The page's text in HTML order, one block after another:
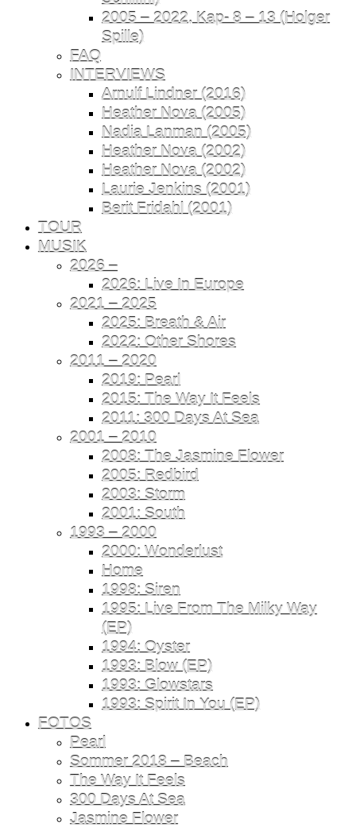
2005 – 2022, Kap- 8 – 13 (Holger
Spille)
FAQ
INTERVIEWS
Arnulf Lindner (2016)
Heather Nova (2005)
Nadia Lanman (2005)
Heather Nova (2002)
Heather Nova (2002)
Laurie Jenkins (2001)
Berit Fridahl (2001)
TOUR
MUSIK
2026 –
2026: Live In Europe
2021 – 2025
2025: Breath & Air
2022: Other Shores
2011 – 2020
2019: Pearl
2015: The Way It Feels
2011: 300 Days At Sea
2001 – 2010
2008: The Jasmine Flower
2005: Redbird
2003: Storm
2001: South
1993 – 2000
2000: Wonderlust
Home
1998: Siren
1995: Live From The Milky Way
(EP)
1994: Oyster
1993: Blow (EP)
1993: Glowstars
1993: Spirit In You (EP)
FOTOS
Pearl
Sommer 2018 – Beach
The Way It Feels
300 Days At Sea
Jasmine Flower